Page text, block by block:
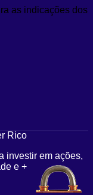
as indicações dos
Rico
investir em ações,
e +